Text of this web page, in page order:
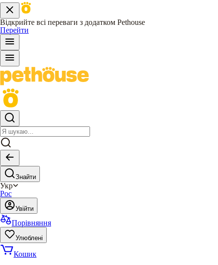
Відкрийте всі переваги з додатком Pethouse
Перейти
Знайти
Укр
Рос
Увійти
Порівняння
Улюблені
Кошик